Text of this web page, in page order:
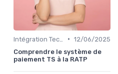
• 12/06/2025
Comprendre le système de
paiement TS à la RATP